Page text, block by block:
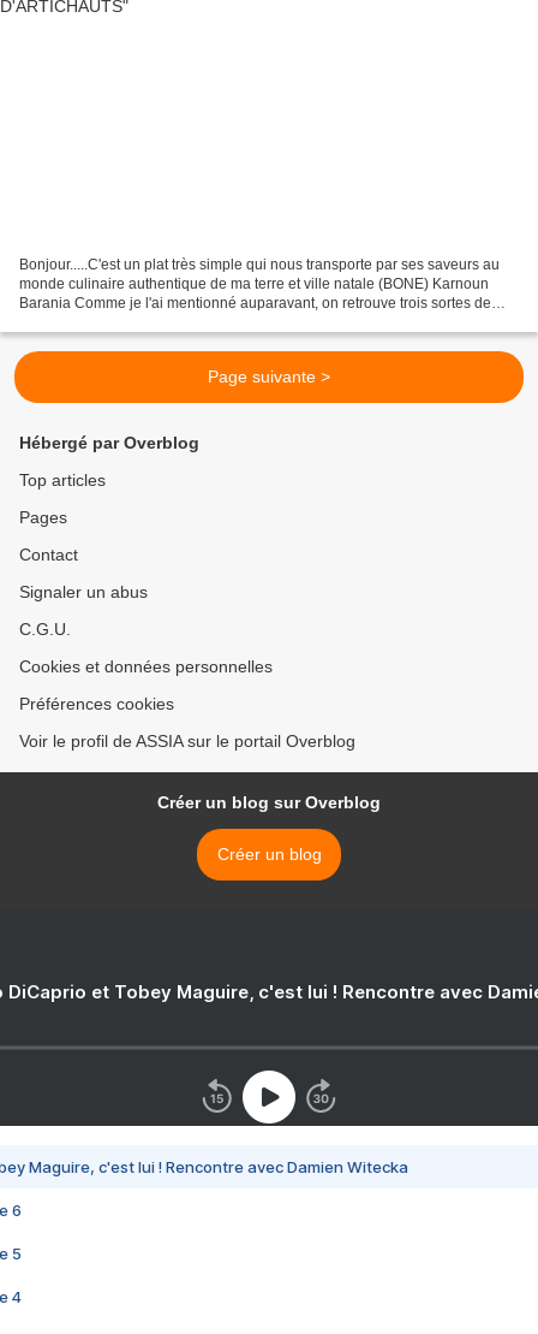
Bonjour.....C'est un plat très simple qui nous transporte par ses saveurs au
monde culinaire authentique de ma terre et ville natale (BONE) Karnoun
Barania Comme je l'ai mentionné auparavant, on retrouve trois sortes de
Page suivante >
Hébergé par Overblog
Top articles
Pages
Contact
Signaler un abus
C.G.U.
Cookies et données personnelles
Préférences cookies
Voir le profil de ASSIA sur le portail Overblog
Créer un blog sur Overblog
Créer un blog
DiCaprio et Tobey Maguire, c'est lui ! Rencontre avec
Maguire, c'est lui ! Rencontre avec Damien Witecka
6
5
4